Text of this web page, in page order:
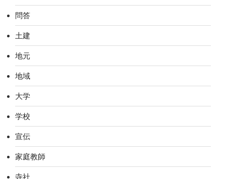
問答
土建
地元
地域
大学
学校
宣伝
家庭教師
寺社